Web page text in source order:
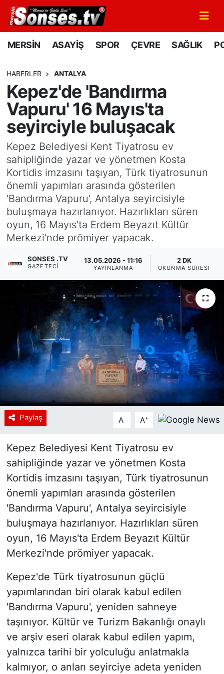
MERSİN ASAYİŞ SPOR ÇEVRE SAĞLIK
HABERLER ANTALYA
Kepez'de 'Bandırma
Vapuru' 16 Mayıs'ta
seyirciyle buluşacak
Kepez Belediyesi Kent Tiyatrosu ev
sahipliğinde yazar ve yönetmen Kosta
Kortidis imzasını taşıyan, Türk tiyatrosunun
önemli yapımları arasında gösterilen
'Bandırma Vapuru', Antalya seyircisiyle
buluşmaya hazırlanıyor. Hazırlıkları süren
oyun, 16 Mayıs'ta Erdem Beyazıt Kültür
Merkezi'nde prömiyer yapacak.
SONSES .TV
GAZETECI
13.05.2026 - 11:16
YAYINLANMA
2 DK
OKUNMA SÜRESI
Paylaş A- A+
Kepez Belediyesi Kent Tiyatrosu ev
sahipliğinde yazar ve yönetmen Kosta
Kortidis imzasını taşıyan, Türk tiyatrosunun
önemli yapımları arasında gösterilen
'Bandırma Vapuru', Antalya seyircisiyle
buluşmaya hazırlanıyor. Hazırlıkları süren
oyun, 16 Mayıs'ta Erdem Beyazıt Kültür
Merkezi'nde prömiyer yapacak.
Kepez'de Türk tiyatrosunun güçlü
yapımlarından biri olarak kabul edilen
'Bandırma Vapuru', yeniden sahneye
taşınıyor. Kültür ve Turizm Bakanlığı onaylı
ve arşiv eseri olarak kabul edilen yapım,
yalnızca tarihi bir yolculuğu anlatmakla
kalmıyor, o anları seyirciye adeta yeniden
MERSİN
SPOR
GÜNÜN MANŞETİ
DÜNYA
KÜLTÜR - SANAT
MAGAZİN
SAĞLIK
Siyaset
YEREL HABER
Haberde insan
Tanıtım
Mersin Nöbetçi Eczaneler
Mersin Namaz Vakitleri
Mersin Trafik Yoğunluk Haritası
Süper Lig Puan Durumu ve Fikstür
Tüm Manşetler
Son Dakika Haberleri
Haber Arşivi